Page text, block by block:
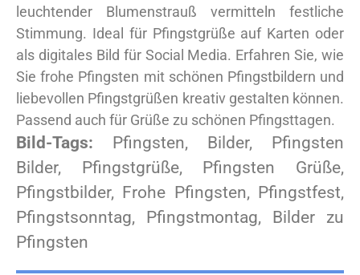
leuchtender Blumenstrauß vermitteln festliche
Stimmung. Ideal für Pfingstgrüße auf Karten oder
als digitales Bild für Social Media. Erfahren Sie, wie
Sie frohe Pfingsten mit schönen Pfingstbildern und
liebevollen Pfingstgrüßen kreativ gestalten können.
Passend auch für Grüße zu schönen Pfingsttagen.
Bild-Tags: Pfingsten, Bilder, Pfingsten
Bilder, Pfingstgrüße, Pfingsten Grüße,
Pfingstbilder, Frohe Pfingsten, Pfingstfest,
Pfingstsonntag, Pfingstmontag, Bilder zu
Pfingsten